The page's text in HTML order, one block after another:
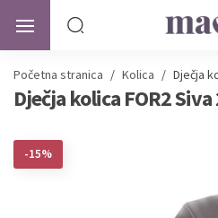
Početna stranica / Kolica / Dječja
Dječja kolica FOR2
-15%